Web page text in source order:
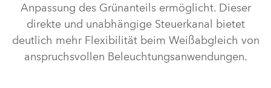
Anpassung des Grünanteils ermöglicht. Dieser
direkte und unabhängige Steuerkanal bietet
deutlich mehr Flexibilität beim Weißabgleich von
anspruchsvollen Beleuchtungsanwendungen.